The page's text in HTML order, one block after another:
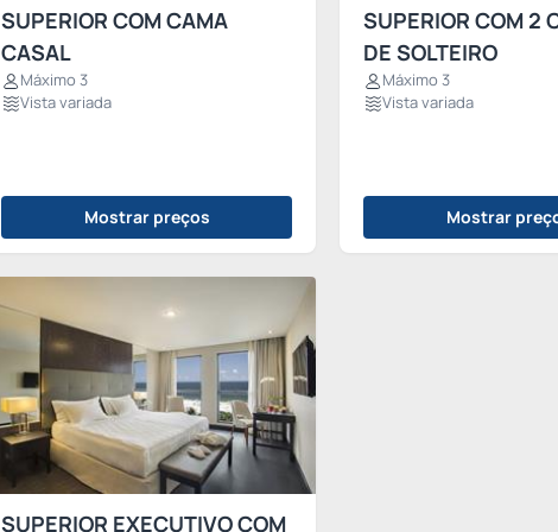
SUPERIOR COM CAMA
CASAL
Máximo 3
Vista variada
Mostrar preços
SUPERIOR COM 2
DE SOLTEIRO
Máximo 3
Vista variada
Mostrar
SUPERIOR EXECUTIVO COM